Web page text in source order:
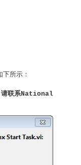
所示：
请联系National